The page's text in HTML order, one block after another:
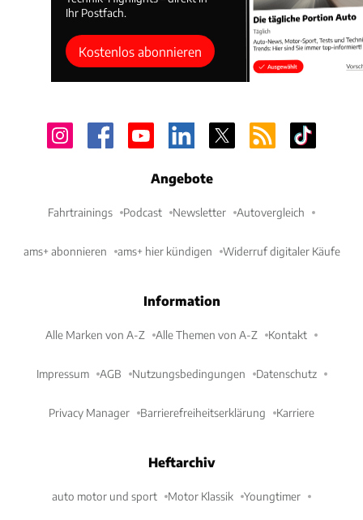
Ihr Postfach.
Kostenlos abonnieren
Angebote
Fahrtrainings Podcast Newsletter Autovergleich
ams+ abonnieren ams+ hier kündigen Widerruf digitaler Käufe
Information
Alle Marken von A-Z Alle Themen von A-Z Kontakt
Impressum AGB Nutzungsbedingungen Datenschutz
Privacy Manager Barrierefreiheitserklärung Karriere
Heftarchiv
auto motor und sport Motor Klassik Youngtimer